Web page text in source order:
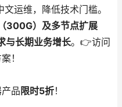
运维，降低技术门槛。
300G）及多节点扩展
与长期业务增长。👉访问
！
品 限时5折！